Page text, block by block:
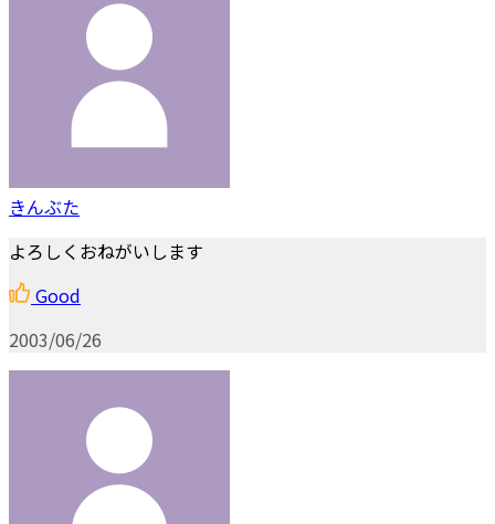
きんぶた
よろしくおねがいします
Good
2003/06/26